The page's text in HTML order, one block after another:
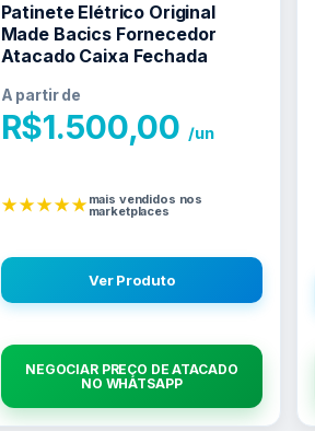
Patinete Elétrico Original
Made Bacics Fornecedor
Atacado Caixa Fechada
A partir de
R$1.500,00 /un
★★★★★mais vendidos nos
marketplaces
Ver Produto
NEGOCIAR PREÇO DE ATACADO
NO WHATSAPP